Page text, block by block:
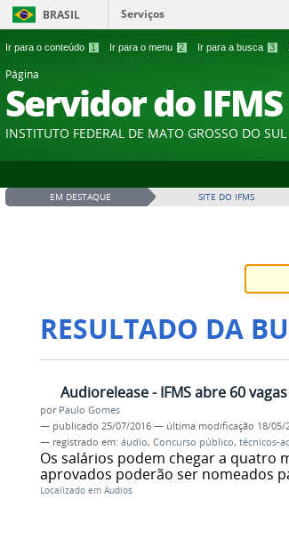
Ir para o conteúdo 1 Ir para o menu 2 Ir para a busca 3
BRASIL Serviços
Página
Servidor do IFMS
INSTITUTO FEDERAL DE MATO GROSSO DO SUL
EM DESTAQUE SITE DO IFMS
RESULTADO DA
Audiorelease - IFMS abre 60
por Paulo Gomes
— publicado 25/07/2016 — última modificação 18/05/
— registrado em: áudio, Concurso público, técnicos-
Os salários podem chegar a quatro
aprovados poderão ser nomeados
Localizado em Áudios